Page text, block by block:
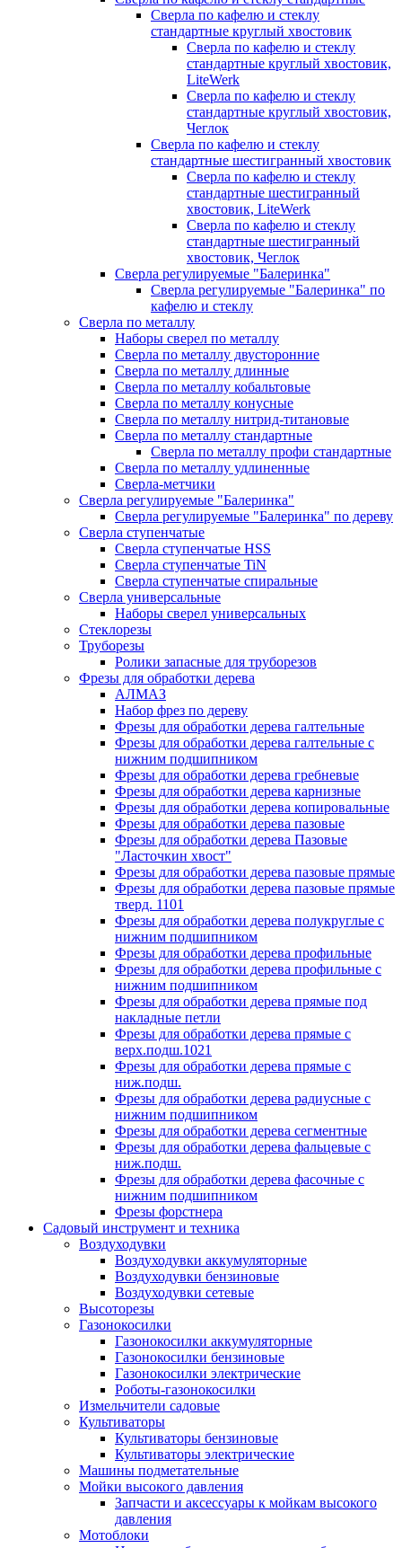
Сверла по кафелю и стеклу
стандартные круглый хвостовик
Сверла по кафелю и стеклу
стандартные круглый хвостовик,
LiteWerk
Сверла по кафелю и стеклу
стандартные круглый хвостовик,
Чеглок
Сверла по кафелю и стеклу
стандартные шестигранный хвостовик
Сверла по кафелю и стеклу
стандартные шестигранный
хвостовик, LiteWerk
Сверла по кафелю и стеклу
стандартные шестигранный
хвостовик, Чеглок
Сверла регулируемые "Балеринка"
Сверла регулируемые "Балеринка" по
кафелю и стеклу
Сверла по металлу
Наборы сверел по металлу
Сверла по металлу двусторонние
Сверла по металлу длинные
Сверла по металлу кобальтовые
Сверла по металлу конусные
Сверла по металлу нитрид-титановые
Сверла по металлу стандартные
Сверла по металлу профи стандартные
Сверла по металлу удлиненные
Сверла-метчики
Сверла регулируемые "Балеринка"
Сверла регулируемые "Балеринка" по дереву
Сверла ступенчатые
Сверла ступенчатые HSS
Сверла ступенчатые TiN
Сверла ступенчатые спиральные
Сверла универсальные
Наборы сверел универсальных
Стеклорезы
Труборезы
Ролики запасные для труборезов
Фрезы для обработки дерева
АЛМАЗ
Набор фрез по дереву
Фрезы для обработки дерева галтельные
Фрезы для обработки дерева галтельные с
нижним подшипником
Фрезы для обработки дерева гребневые
Фрезы для обработки дерева карнизные
Фрезы для обработки дерева копировальные
Фрезы для обработки дерева пазовые
Фрезы для обработки дерева Пазовые
"Ласточкин хвост"
Фрезы для обработки дерева пазовые прямые
Фрезы для обработки дерева пазовые прямые
тверд. 1101
Фрезы для обработки дерева полукруглые с
нижним подшипником
Фрезы для обработки дерева профильные
Фрезы для обработки дерева профильные с
нижним подшипником
Фрезы для обработки дерева прямые под
накладные петли
Фрезы для обработки дерева прямые с
верх.подш.1021
Фрезы для обработки дерева прямые с
ниж.подш.
Фрезы для обработки дерева радиусные с
нижним подшипником
Фрезы для обработки дерева сегментные
Фрезы для обработки дерева фальцевые с
ниж.подш.
Фрезы для обработки дерева фасочные с
нижним подшипником
Фрезы форстнера
Садовый инструмент и техника
Воздуходувки
Воздуходувки аккумуляторные
Воздуходувки бензиновые
Воздуходувки сетевые
Высоторезы
Газонокосилки
Газонокосилки аккумуляторные
Газонокосилки бензиновые
Газонокосилки электрические
Роботы-газонокосилки
Измельчители садовые
Культиваторы
Культиваторы бензиновые
Культиваторы электрические
Машины подметательные
Мойки высокого давления
Запчасти и аксессуары к мойкам высокого
давления
Мотоблоки